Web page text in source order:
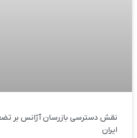
نقش دسترسی بازرسان آژانس بر
ایران